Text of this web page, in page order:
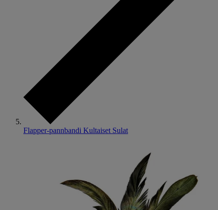
Flapper-pannbandi Kultaiset Sulat